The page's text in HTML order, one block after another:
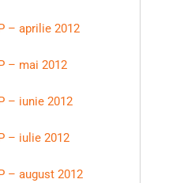
– aprilie 2012
– mai 2012
– iunie 2012
– iulie 2012
– august 2012